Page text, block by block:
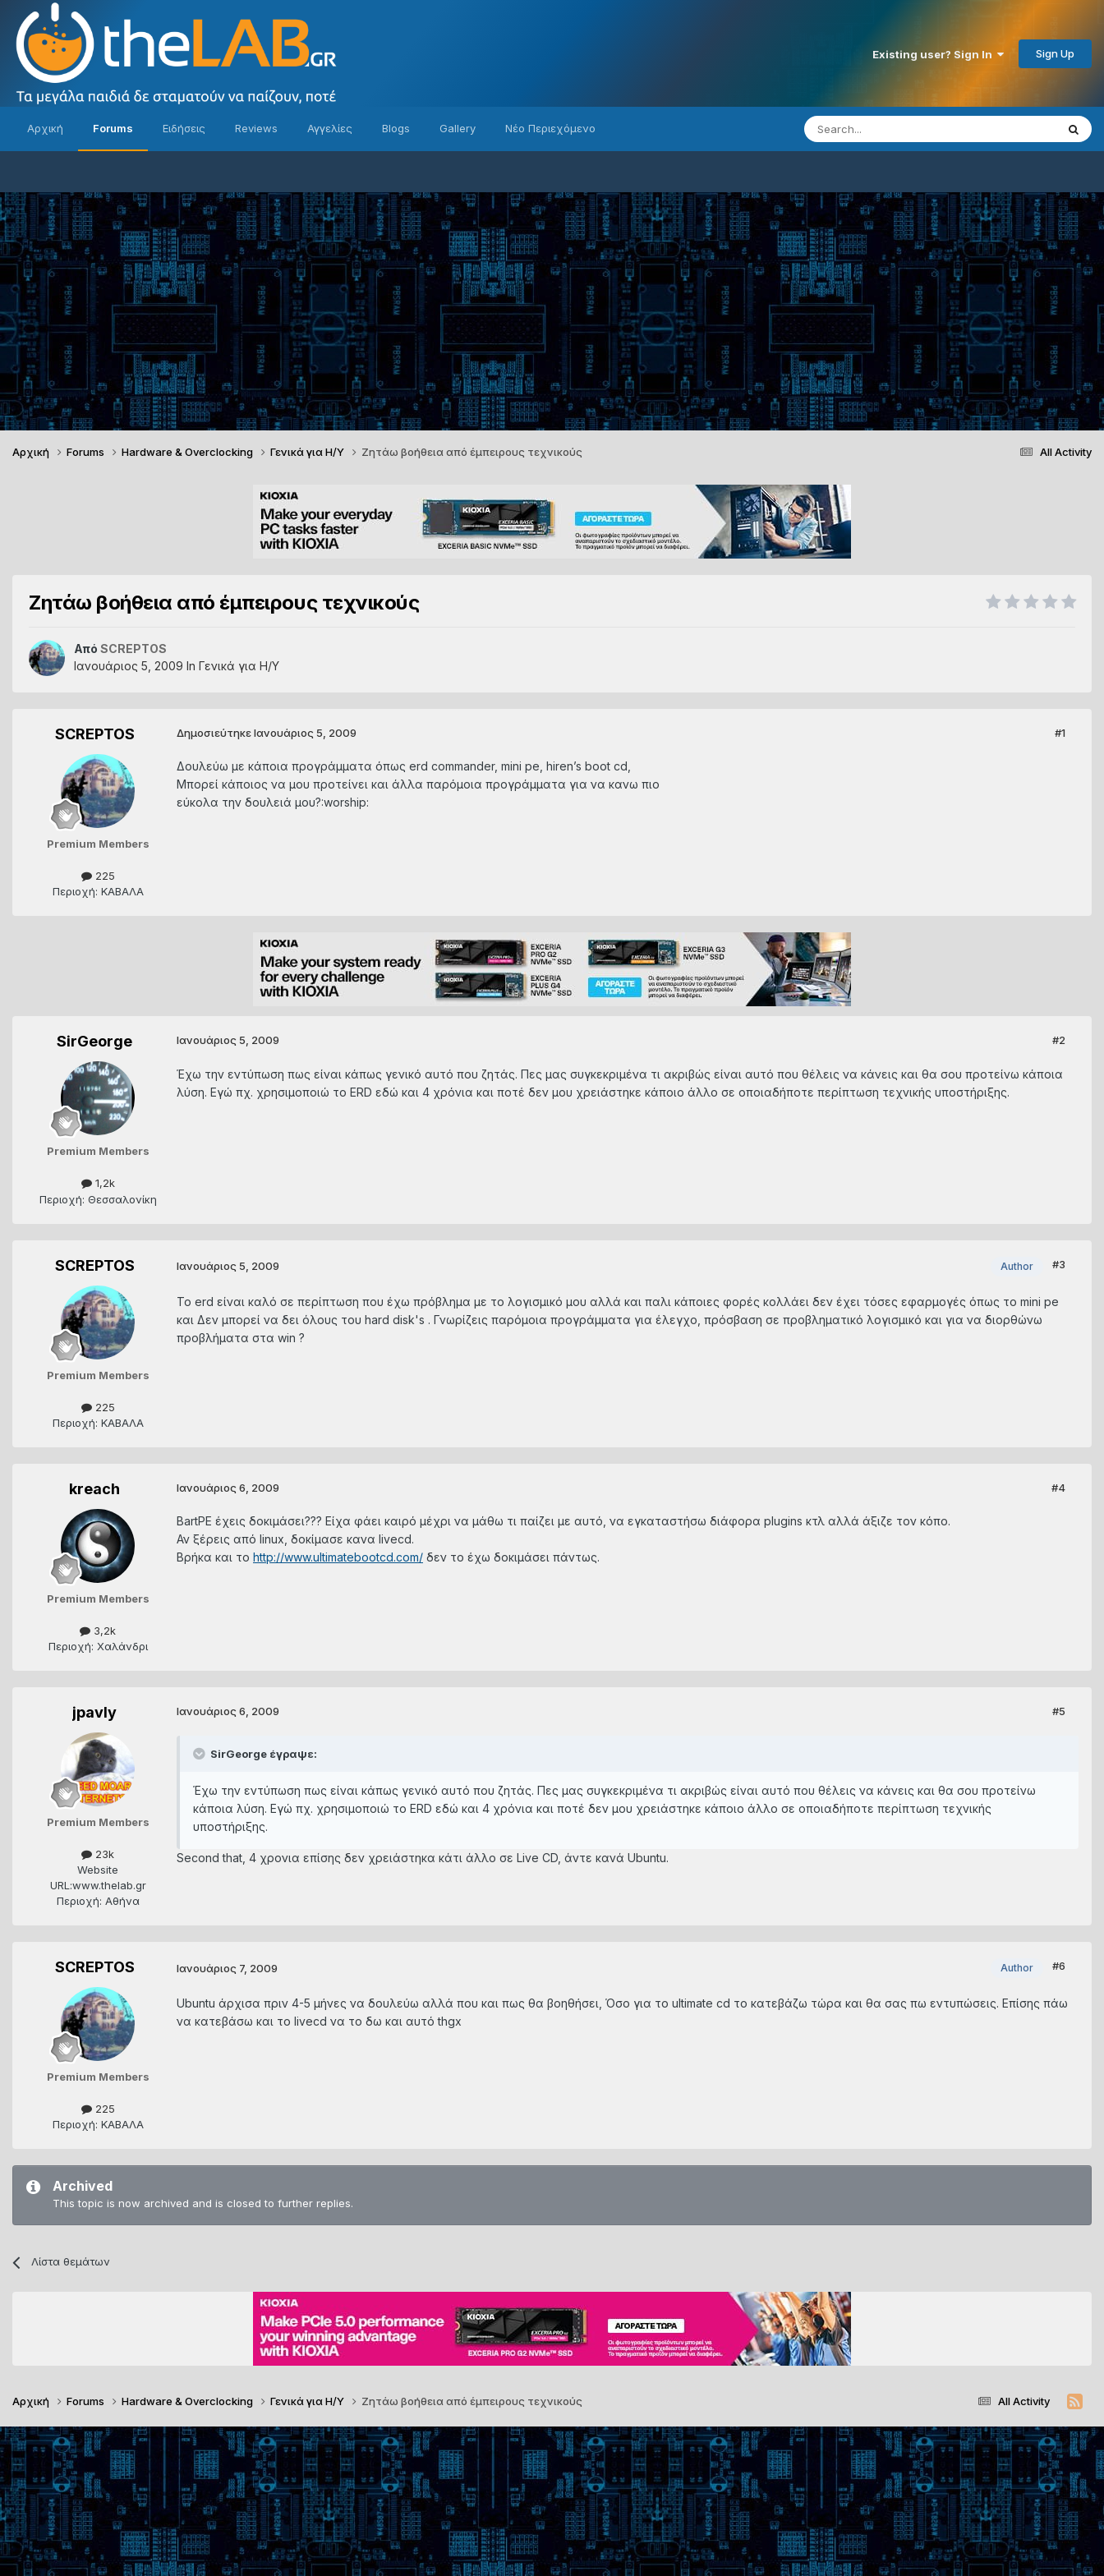
Existing user? Sign In Sign Up
Αρχική Forums Ειδήσεις Reviews Αγγελίες Blogs Gallery Νέο Περιεχόμενο
All Activity
Αρχική Forums Hardware & Overclocking Γενικά για Η/Υ Ζητάω βοήθεια από έμπειρους τεχνικούς
Ζητάω βοήθεια από έμπειρους τεχνικούς
Από SCREPTOS
Ιανουάριος 5, 2009 In Γενικά για Η/Υ
SCREPTOS
Premium Members
225
Περιοχή: ΚΑΒΑΛΑ
#1
ΔημοσιεύτηκεΙανουάριος 5, 2009
Δουλεύω με κάποια προγράμματα όπως erd commander, mini pe, hiren’s boot cd,
Μπορεί κάποιος να μου προτείνει και άλλα παρόμοια προγράμματα για να κανω πιο
εύκολα την δουλειά μου?:worship:
SirGeorge
Premium Members
1,2k
Περιοχή: Θεσσαλονίκη
#2
Ιανουάριος 5, 2009
Έχω την εντύπωση πως είναι κάπως γενικό αυτό που ζητάς. Πες μας συγκεκριμένα τι ακριβώς είναι αυτό που θέλεις να κάνεις και θα σου προτείνω κάποια
λύση. Εγώ πχ. χρησιμοποιώ το ERD εδώ και 4 χρόνια και ποτέ δεν μου χρειάστηκε κάποιο άλλο σε οποιαδήποτε περίπτωση τεχνικής υποστήριξης.
SCREPTOS
Premium Members
225
Περιοχή: ΚΑΒΑΛΑ
Author #3
Ιανουάριος 5, 2009
Το erd είναι καλό σε περίπτωση που έχω πρόβλημα με το λογισμικό μου αλλά και παλι κάποιες φορές κολλάει δεν έχει τόσες εφαρμογές όπως το mini pe
και Δεν μπορεί να δει όλους του hard disk's . Γνωρίζεις παρόμοια προγράμματα για έλεγχο, πρόσβαση σε προβληματικό λογισμικό και για να διορθώνω
προβλήματα στα win ?
kreach
Premium Members
3,2k
Περιοχή: Χαλάνδρι
#4
Ιανουάριος 6, 2009
ΒartPE έχεις δοκιμάσει??? Είχα φάει καιρό μέχρι να μάθω τι παίζει με αυτό, να εγκαταστήσω διάφορα plugins κτλ αλλά άξιζε τον κόπο.
Αν ξέρεις από linux, δοκίμασε κανα livecd.
Bρήκα και το http://www.ultimatebootcd.com/ δεν το έχω δοκιμάσει πάντως.
jpavly
Premium Members
23k
Website
URL:www.thelab.gr
Περιοχή: Αθήνα
#5
Ιανουάριος 6, 2009
SirGeorge έγραψε:
Έχω την εντύπωση πως είναι κάπως γενικό αυτό που ζητάς. Πες μας συγκεκριμένα τι ακριβώς είναι αυτό που θέλεις να κάνεις και θα σου προτείνω
κάποια λύση. Εγώ πχ. χρησιμοποιώ το ERD εδώ και 4 χρόνια και ποτέ δεν μου χρειάστηκε κάποιο άλλο σε οποιαδήποτε περίπτωση τεχνικής
υποστήριξης.
Second that, 4 χρονια επίσης δεν χρειάστηκα κάτι άλλο σε Live CD, άντε κανά Ubuntu.
SCREPTOS
Premium Members
225
Περιοχή: ΚΑΒΑΛΑ
Author #6
Ιανουάριος 7, 2009
Ubuntu άρχισα πριν 4-5 μήνες να δουλεύω αλλά που και πως θα βοηθήσει, Όσο για το ultimate cd το κατεβάζω τώρα και θα σας πω εντυπώσεις. Επίσης πάω
να κατεβάσω και το livecd να το δω και αυτό thgx
Archived
This topic is now archived and is closed to further replies.
Λίστα θεμάτων
All Activity
Αρχική Forums Hardware & Overclocking Γενικά για Η/Υ Ζητάω βοήθεια από έμπειρους τεχνικούς